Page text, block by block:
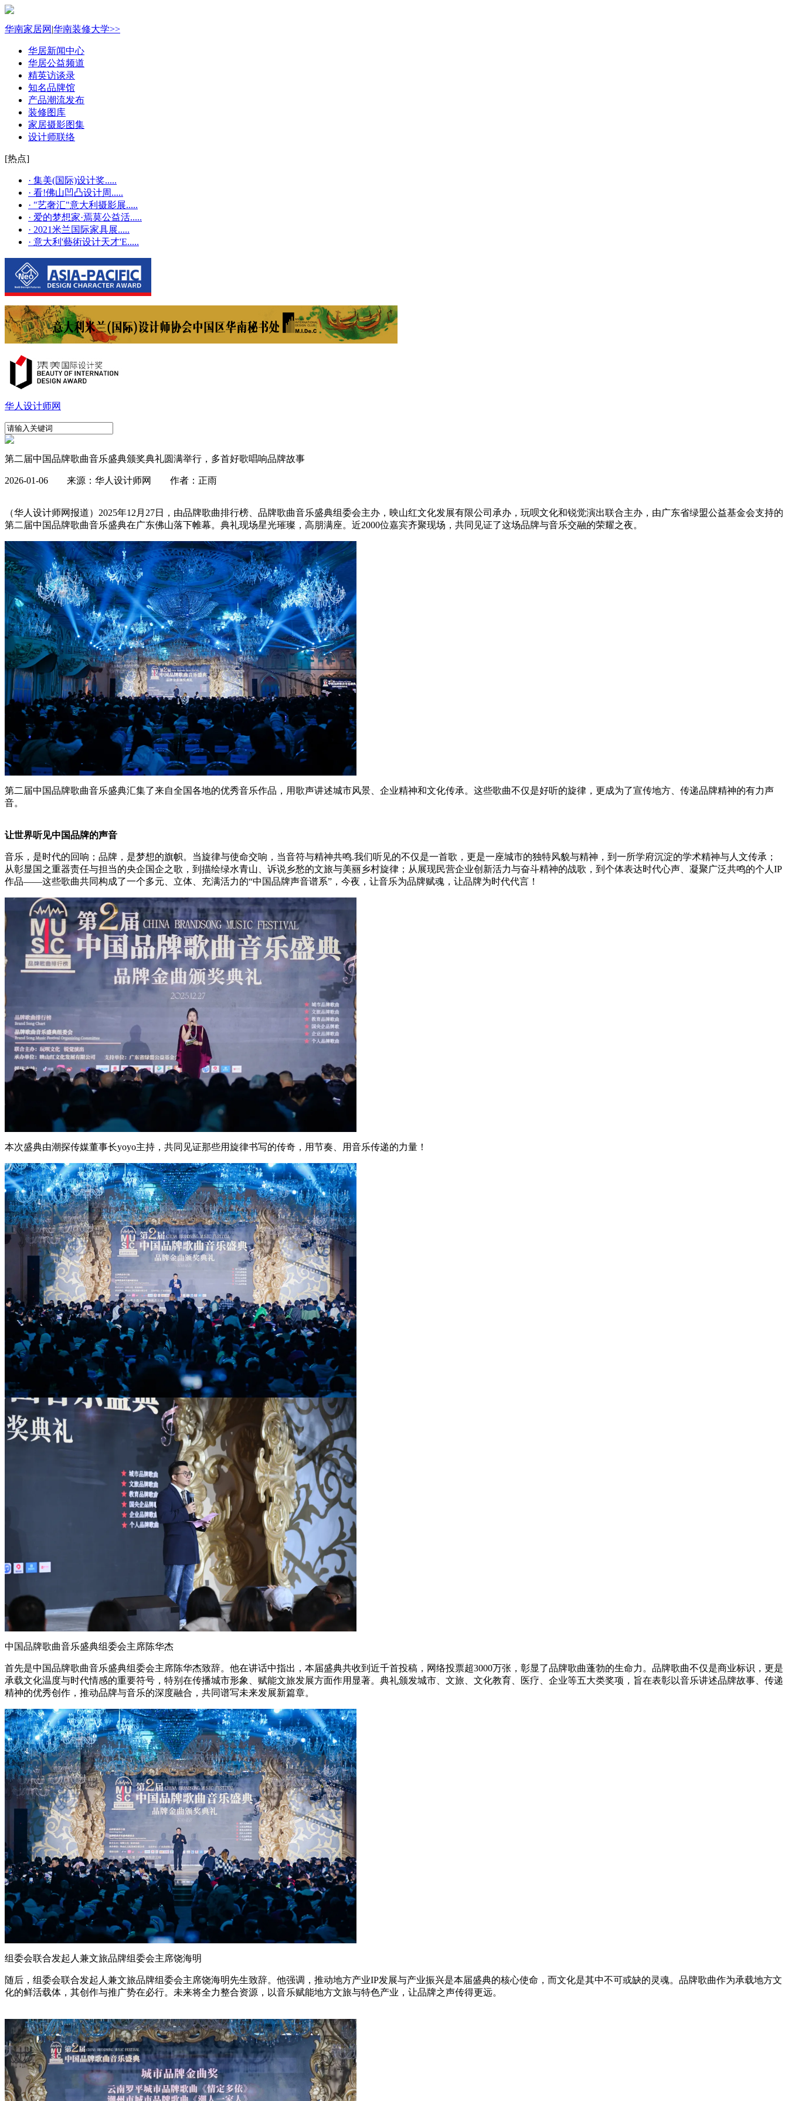
华南家居网 |华南装修大学>>
华居新闻中心
华居公益频道
精英访谈录
知名品牌馆
产品潮流发布
装修图库
家居摄影图集
设计师联络
[热点]
· 集美(国际)设计奖.....
· 看!佛山凹凸设计周.....
· "艺奢汇"​意大利摄影展.....
· 爱的梦想家·焉莫公益活.....
· 2021米兰国际家具展.....
· 意大利'藝術设计天才'E.....
华人设计师网
第二届中国品牌歌曲音乐盛典颁奖典礼圆满举行，多首好歌唱响品牌故事
2026-01-06 来源：华人设计师网 作者：正雨
（华人设计师网报道）2025年12月27日，由品牌歌曲排行榜、品牌歌曲音乐盛典组委会主办，映山红文化发展有限公司承办，玩呗文化和锐觉演出联合主办，由广东省绿盟公益基金会支持的
第二届中国品牌歌曲音乐盛典在广东佛山落下帷幕。典礼现场星光璀璨，高朋满座。近2000位嘉宾齐聚现场，共同见证了这场品牌与音乐交融的荣耀之夜。
第二届中国品牌歌曲音乐盛典汇集了来自全国各地的优秀音乐作品，用歌声讲述城市风景、企业精神和文化传承。这些歌曲不仅是好听的旋律，更成为了宣传地方、传递品牌精神的有力声
音。
让世界听见中国品牌的声音
音乐，是时代的回响；品牌，是梦想的旗帜。当旋律与使命交响，当音符与精神共鸣.我们听见的不仅是一首歌，更是一座城市的独特风貌与精神，到一所学府沉淀的学术精神与人文传承；
从彰显国之重器责任与担当的央企国企之歌，到描绘绿水青山、诉说乡愁的文旅与美丽乡村旋律；从展现民营企业创新活力与奋斗精神的战歌，到个体表达时代心声、凝聚广泛共鸣的个人IP
作品——这些歌曲共同构成了一个多元、立体、充满活力的“中国品牌声音谱系”，今夜，让音乐为品牌赋魂，让品牌为时代代言！
本次盛典由潮探传媒董事长yoyo主持，共同见证那些用旋律书写的传奇，用节奏、用音乐传递的力量！
中国品牌歌曲音乐盛典组委会主席陈华杰
首先是中国品牌歌曲音乐盛典组委会主席陈华杰致辞。他在讲话中指出，本届盛典共收到近千首投稿，网络投票超3000万张，彰显了品牌歌曲蓬勃的生命力。品牌歌曲不仅是商业标识，更是
承载文化温度与时代情感的重要符号，特别在传播城市形象、赋能文旅发展方面作用显著。典礼颁发城市、文旅、文化教育、医疗、企业等五大类奖项，旨在表彰以音乐讲述品牌故事、传递
精神的优秀创作，推动品牌与音乐的深度融合，共同谱写未来发展新篇章。
组委会联合发起人兼文旅品牌组委会主席饶海明
随后，组委会联合发起人兼文旅品牌组委会主席饶海明先生致辞。他强调，推动地方产业IP发展与产业振兴是本届盛典的核心使命，而文化是其中不可或缺的灵魂。品牌歌曲作为承载地方文
化的鲜活载体，其创作与推广势在必行。未来将全力整合资源，以音乐赋能地方文旅与特色产业，让品牌之声传得更远。